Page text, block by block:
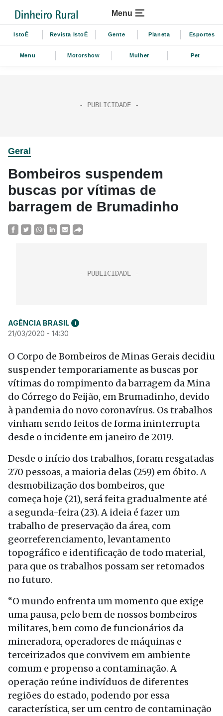
Menu
IstoÉ Revista IstoÉ Gente Planeta Esportes
Menu Motorshow Mulher Pet
Geral
Bombeiros suspendem
buscas por vítimas de
barragem de Brumadinho
AGÊNCIA BRASIL i
21/03/2020 - 14:30
O Corpo de Bombeiros de Minas Gerais decidiu
suspender temporariamente as buscas por
vítimas do rompimento da barragem da Mina
do Córrego do Feijão, em Brumadinho, devido
à pandemia do novo coronavírus. Os trabalhos
vinham sendo feitos de forma ininterrupta
desde o incidente em janeiro de 2019.
Desde o início dos trabalhos, foram resgatadas
270 pessoas, a maioria delas (259) em óbito. A
desmobilização dos bombeiros, que
começahoje (21), será feita gradualmente até
a segunda-feira (23). A ideia é fazer um
trabalho de preservação da área, com
georreferenciamento, levantamento
topográfico e identificação de todo material,
para que os trabalhos possam ser retomados
no futuro.
“O mundo enfrenta um momento que exige
uma pausa, pelo bem de nossos bombeiros
militares, bem como de funcionários da
mineradora, operadores de máquinas e
terceirizados que convivem em ambiente
comum e propenso a contaminação. A
operação reúne indivíduos de diferentes
regiões do estado, podendo por essa
característica, ser um centro de contaminação